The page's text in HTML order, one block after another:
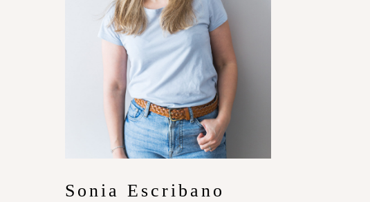
Sonia Escribano